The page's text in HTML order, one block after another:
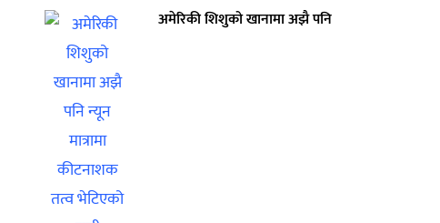
अमेरिकी शिशुको खानामा अझै पनि